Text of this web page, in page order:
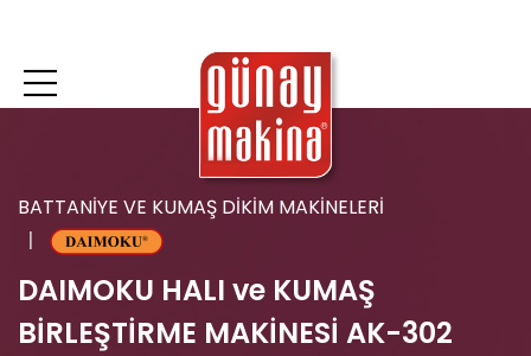
BATTANİYE VE KUMAŞ DİKİM MAKİNELERİ
DAIMOKU HALI ve KUMAŞ
BİRLEŞTİRME MAKİNESİ AK-302